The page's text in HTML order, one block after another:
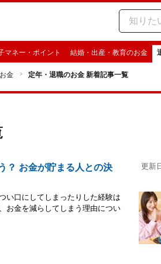
マネー・ポイント 結婚・出産・教育のお金
金 定年・退職のお金 新着記事一覧
？ お金が貯まる人との決
更新
い口にしてしまったりした経験は
お金を減らしてしまう理由につい